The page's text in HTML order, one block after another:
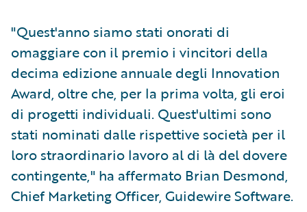
"Quest'anno siamo stati onorati di
omaggiare con il premio i vincitori della
decima edizione annuale degli Innovation
Award, oltre che, per la prima volta, gli eroi
di progetti individuali. Quest'ultimi sono
stati nominati dalle rispettive società per il
loro straordinario lavoro al di là del dovere
contingente," ha affermato Brian Desmond,
Chief Marketing Officer, Guidewire Software.